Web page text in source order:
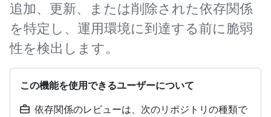
追加、更新、または削除された依存関係
を特定し、運用環境に到達する前に脆弱
性を検出します。
この機能を使用できるユーザーについて
依存関係のレビューは、次のリポジトリの種類で